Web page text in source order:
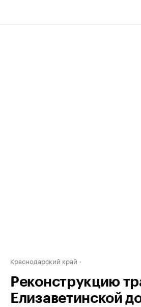
Краснодарский край
Реконструкцию
Елизаветинской